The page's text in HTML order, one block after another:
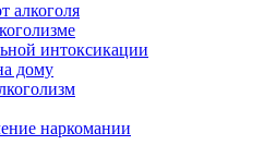
алкоголя
интоксикации
дому
наркомании